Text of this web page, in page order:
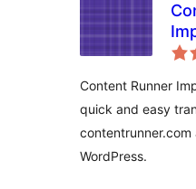
Content Runner
quick and easy
contentrunner.com
WordPress.